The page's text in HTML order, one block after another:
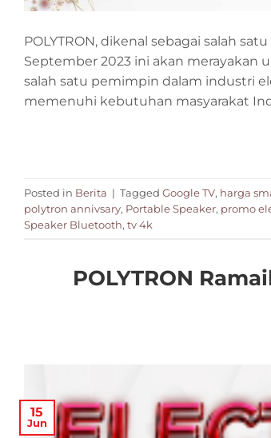
POLYTRON, dikenal sebagai salah
September 2023 ini akan merayakan
salah satu pemimpin dalam industri
memenuhi kebutuhan masyarakat
Posted in Berita | Tagged Google TV, harga
polytron annivsary, Portable Speaker, promo
Speaker Bluetooth, tv 4k
POLYTRON
15
Jun